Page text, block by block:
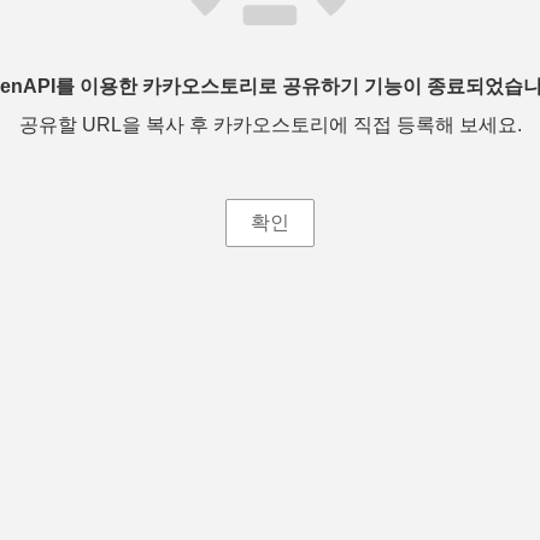
를 이용한 카카오스토리로 공유하기 기능이 종료되었습
공유할 URL을 복사 후 카카오스토리에 직접 등록해 보세요.
확인